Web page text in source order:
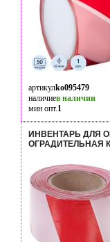
артикулko095479
наличиев наличии
мин опт.1
ИНВЕНТАРЬ ДЛЯ
ОГРАДИТЕЛЬНАЯ